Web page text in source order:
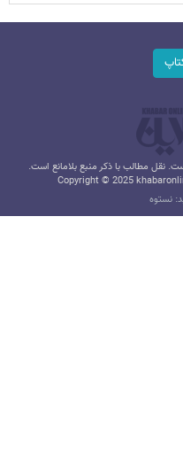
نقل مطالب با ذکر منبع بلامانع است.
Copyright © 2025
نستوه